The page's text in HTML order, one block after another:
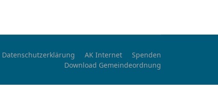
Datenschutzerklärung AK Internet
Spenden
Download Gemeindeordnung